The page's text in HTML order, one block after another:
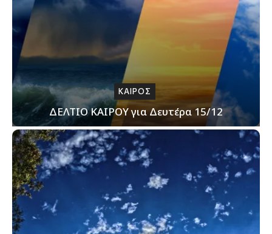
ΚΑΙΡΟΣ
ΔΕΛΤΙΟ ΚΑΙΡΟΥ για Δευτέρα 15/12